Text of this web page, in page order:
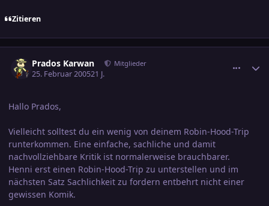
Zitieren
Prados Karwan Mitglieder
25. Februar 200521 J.
Hallo Prados,
Vielleicht solltest du ein wenig von deinem Robin-Hood-Trip
runterkommen. Eine einfache, sachliche und damit
nachvollziehbare Kritik ist normalerweise brauchbarer.
Henni erst einen Robin-Hood-Trip zu unterstellen und im
nächsten Satz Sachlichkeit zu fordern entbehrt nicht einer
gewissen Komik.